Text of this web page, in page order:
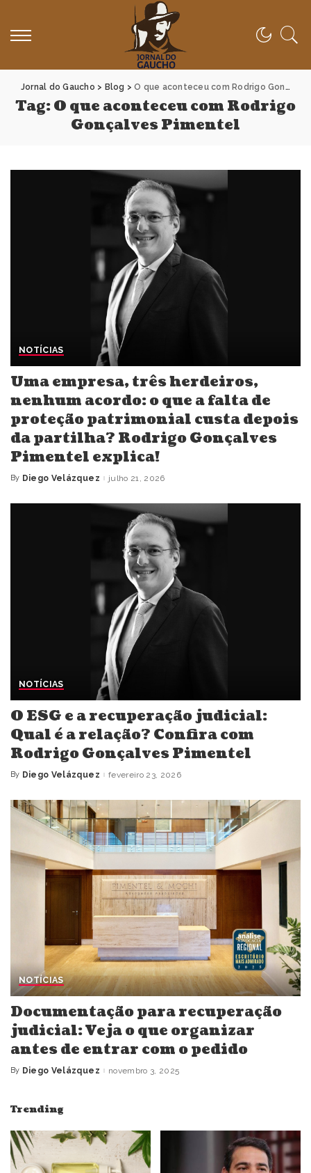
Jornal do Gaucho > Blog >O que aconteceu com Rodrigo Gonçalves Pimentel
Tag:O que aconteceu com Rodrigo
Gonçalves Pimentel
NOTÍCIAS
Uma empresa, três herdeiros,
nenhum acordo: o que a falta de
proteção patrimonial custa depois
da partilha? Rodrigo Gonçalves
Pimentel explica!
Posted
By Diego Velázquez julho 21, 2026
NOTÍCIAS
O ESG e a recuperação judicial:
Qual é a relação? Confira com
Rodrigo Gonçalves Pimentel
Posted
By Diego Velázquez fevereiro 23, 2026
NOTÍCIAS
Documentação para recuperação
judicial: Veja o que organizar
antes de entrar com o pedido
Posted
By Diego Velázquez novembro 3, 2025
Trending